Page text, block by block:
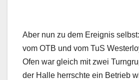
Aber nun zu dem Ereignis
vom OTB und vom TuS
Ofen war gleich mit zwei
der Halle herrschte ein Betrieb